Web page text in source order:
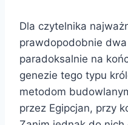
Dla czytelnika
prawdopodobnie dwa
paradoksalnie na
genezie tego typu
metodom
przez Egipcjan, przy